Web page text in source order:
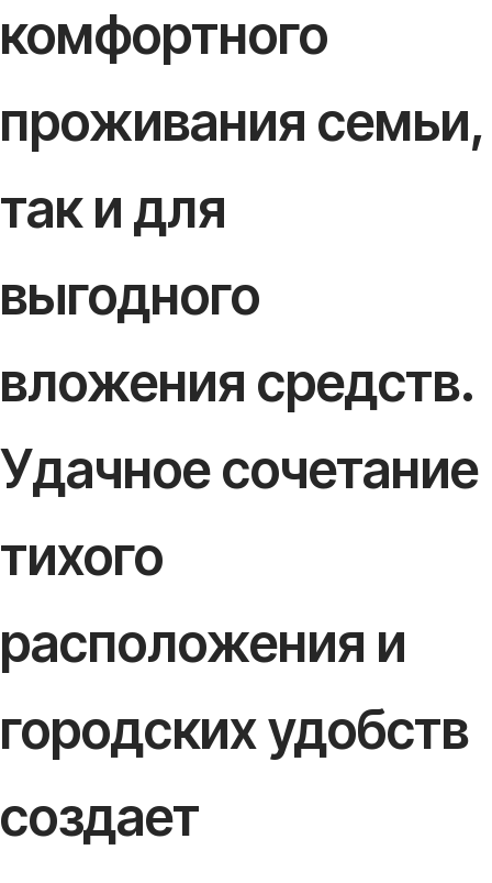
комфортного
проживания семьи,
так и для
выгодного
вложения средств.
Удачное сочетание
тихого
расположения и
городских удобств
создает